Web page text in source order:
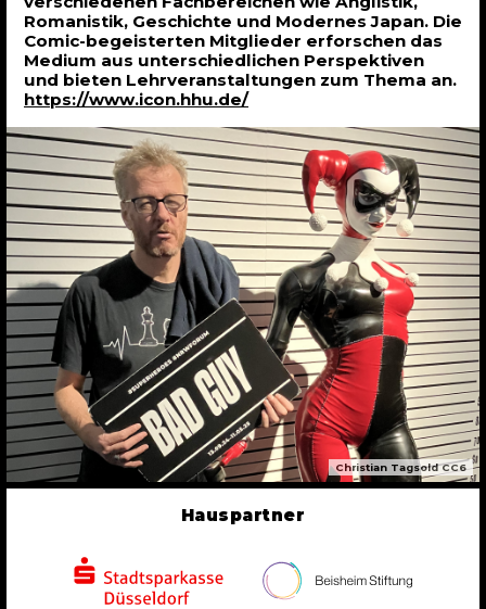
Christian Tagsold CC6
Romanistik, Geschichte und Modernes Japan. Die
Comic-begeisterten Mitglieder erforschen das
Medium aus unterschiedlichen Perspektiven
und bieten Lehrveranstaltungen zum Thema an.
https://www.icon.hhu.de/
Hauspartner